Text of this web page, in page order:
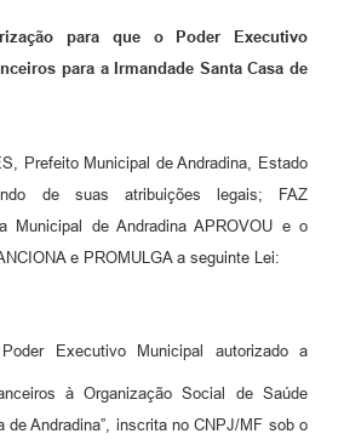
para que o Poder Executivo
para a Irmandade Santa Casa de
Prefeito Municipal de Andradina, Estado
de suas atribuições legais; FAZ
Municipal de Andradina APROVOU e o
e PROMULGA a seguinte Lei:
Executivo Municipal autorizado a
à Organização Social de Saúde
de Andradina”, inscrita no CNPJ/MF sob o